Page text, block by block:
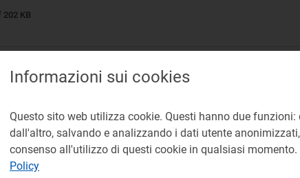
202 KB
responsabile:
Informazioni sui cookies
Questo sito web utilizza cookie. Questi hanno due
dall'altro, salvando e analizzando i dati utente
consenso all'utilizzo di questi cookie in qualsiasi
Policy